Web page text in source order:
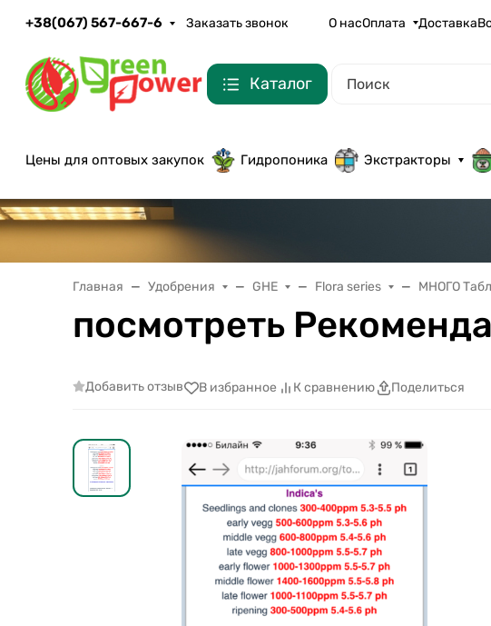
+38(067) 567-667-6 Заказать звонок О насОплата Доставка
Каталог
Цены для оптовых закупок Гидропоника Экстракторы
Главная Удобрения GHE Flora series МНОГО
посмотреть
Добавить отзыв В избранное К сравнению Поделиться